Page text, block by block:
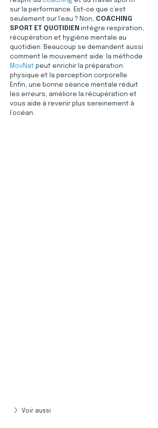
sur la performance. Est-ce que c’est
seulement sur l’eau ? Non, COACHING
SPORT ET QUOTIDIEN intègre respiration,
récupération et hygiène mentale au
quotidien. Beaucoup se demandent aussi
comment le mouvement aide: la méthode
MovNat peut enrichir la préparation
physique et la perception corporelle.
Enfin, une bonne séance mentale réduit
les erreurs, améliore la récupération et
vous aide à revenir plus sereinement à
l’océan.
Voir aussi